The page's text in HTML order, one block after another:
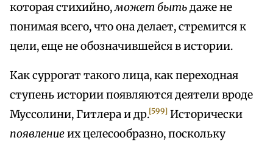
которая стихийно,может бытьдаже не
понимая всего, что она делает, стремится к
цели, еще не обозначившейся в истории.
Как суррогат такого лица, как переходная
ступень истории появляются деятели вроде
Муссолини, Гитлера и др.[599] Исторически
появлениеих целесообразно, поскольку